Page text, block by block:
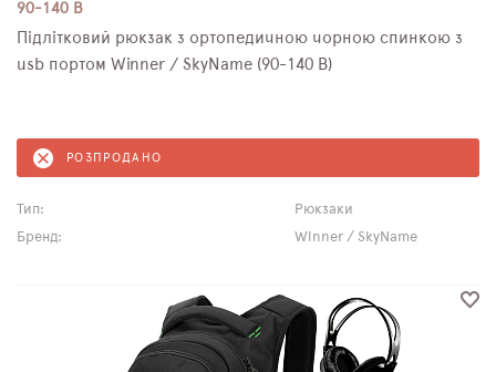
90-140 B
Підлітковий рюкзак з ортопедичною чорною спинкою з
usb портом Winner / SkyName (90-140 B)
РОЗПРОДАНО
Тип:
Рюкзаки
Бренд:
Winner / SkyName